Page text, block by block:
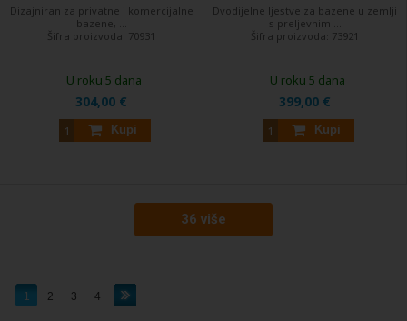
Dizajniran za privatne i komercijalne
bazene, ...
Šifra proizvoda: 70931
304,00 €
Kupi
U roku 5 dana
Dvodijelne ljestve za bazene u zemlji
s preljevnim ...
Šifra proizvoda: 73921
399,00 €
Kupi
U roku 5 dana
36 više
1 2 3 4